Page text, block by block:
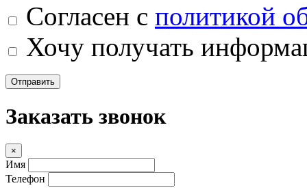
Согласен с политикой
Хочу получать
Отправить
Заказать звонок
×
Имя
Телефон